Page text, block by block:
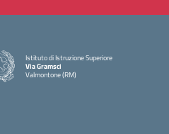
Istituto di Istruzione Superiore
Via Gramsci
Valmontone (RM)